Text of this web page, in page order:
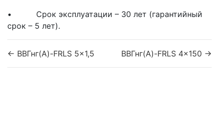
• Срок эксплуатации – 30 лет (гарантийный
срок – 5 лет).
← ВВГнг(A)-FRLS 5x1,5 ВВГнг(A)-FRLS 4x150 →